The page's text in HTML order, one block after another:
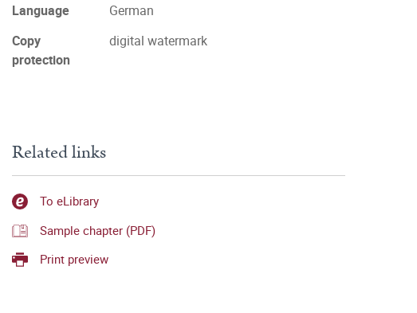
Language
German
Copy
protection
digital watermark
Related links
To eLibrary
Sample chapter (PDF)
Print preview